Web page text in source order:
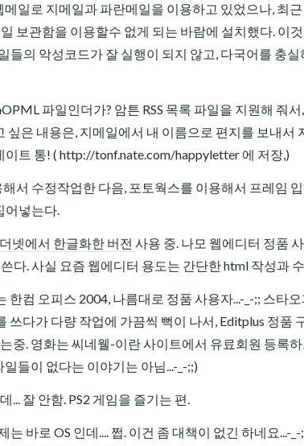
메일로 지메일과 파란메일을 이용하고 있었으나, 최
보관함을 이용할수 없게 되는 바람에 설치했다. 이
들의 악성코드가 잘 실행이 되지 않고, 다국어를 충
OPML 파일인더가? 암튼 RSS 목록 파일을 지원해 줘
싶은 내용은, 지메일에서 내 이름으로 편지를 보내서
이트 통! ( http://tonf.nate.com/happyletter 에 저장,)
서 수정작업한 다음, 포토웍스를 이용해서 프레임
어넣는다.
넷에서 한글화한 버전 사용 중. 나모 웹에디터 정품
다. 사실 요즘 웹에디터 용도는 간단한 html 작성과
한컴 오피스 2004, 나름대로 정품 사용자...-_-;; 스타
쓰다가 다량 작업에 가끔씩 뻑이 나서, Editplus 정품
중. 영화는 씨네웰-이란 사이트에서 유료회원 등록
들이 없다는 이야기는 아님...-_-;;)
... 잘 안함. PS2 게임을 즐기는 편.
는 바로 OS 인데.... 쩝. 이건 좀 대책이 없긴 하네요...-